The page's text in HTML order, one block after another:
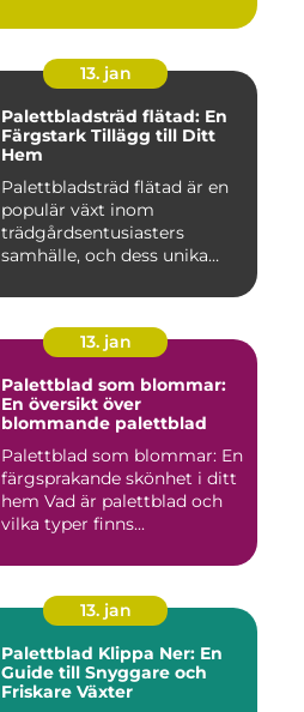
13. jan
Palettbladsträd flätad: En
Färgstark Tillägg till Ditt
Hem
Palettbladsträd flätad är en
populär växt inom
trädgårdsentusiasters
samhälle, och dess unika
13. jan
Palettblad som blommar:
En översikt över
blommande palettblad
Palettblad som blommar: En
färgsprakande skönhet i ditt
hem Vad är palettblad och
vilka typer finns...
13. jan
Palettblad Klippa Ner: En
Guide till Snyggare och
Friskare Växter